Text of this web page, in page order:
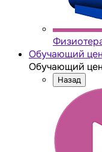
Обучающий
Обучающий
Назад